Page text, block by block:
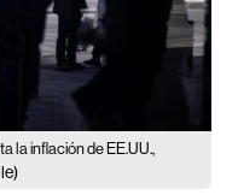
la inflación de EE.UU.,